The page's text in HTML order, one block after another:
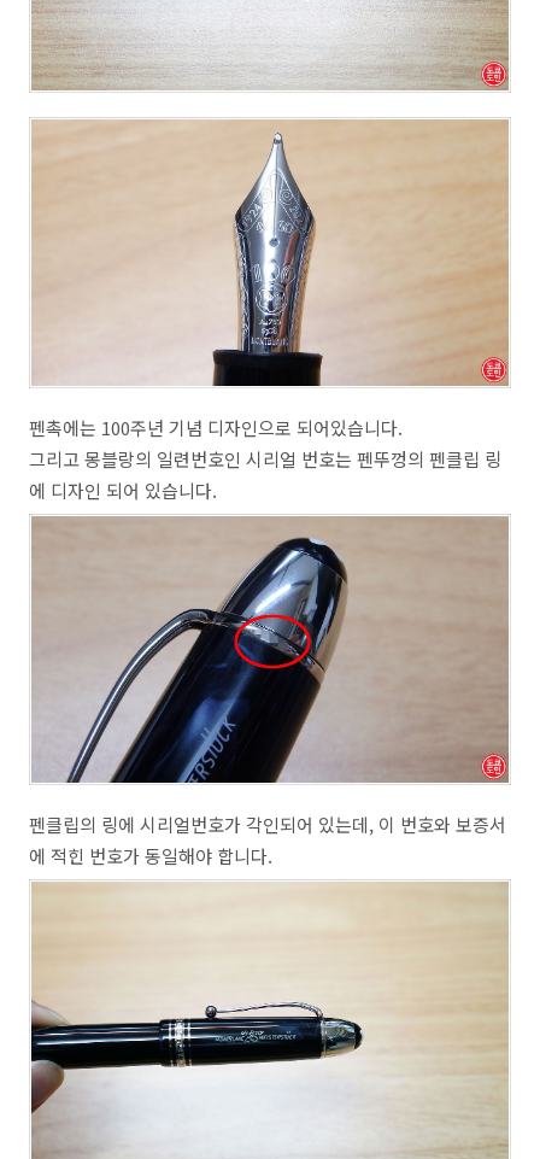
펜촉에는 100주년 기념 디자인으로 되어있습니다.
그리고 몽블랑의 일련번호인 시리얼 번호는 펜뚜껑의 펜클립 링
에 디자인 되어 있습니다.
펜클립의 링에 시리얼번호가 각인되어 있는데, 이 번호와 보증서
에 적힌 번호가 동일해야 합니다.